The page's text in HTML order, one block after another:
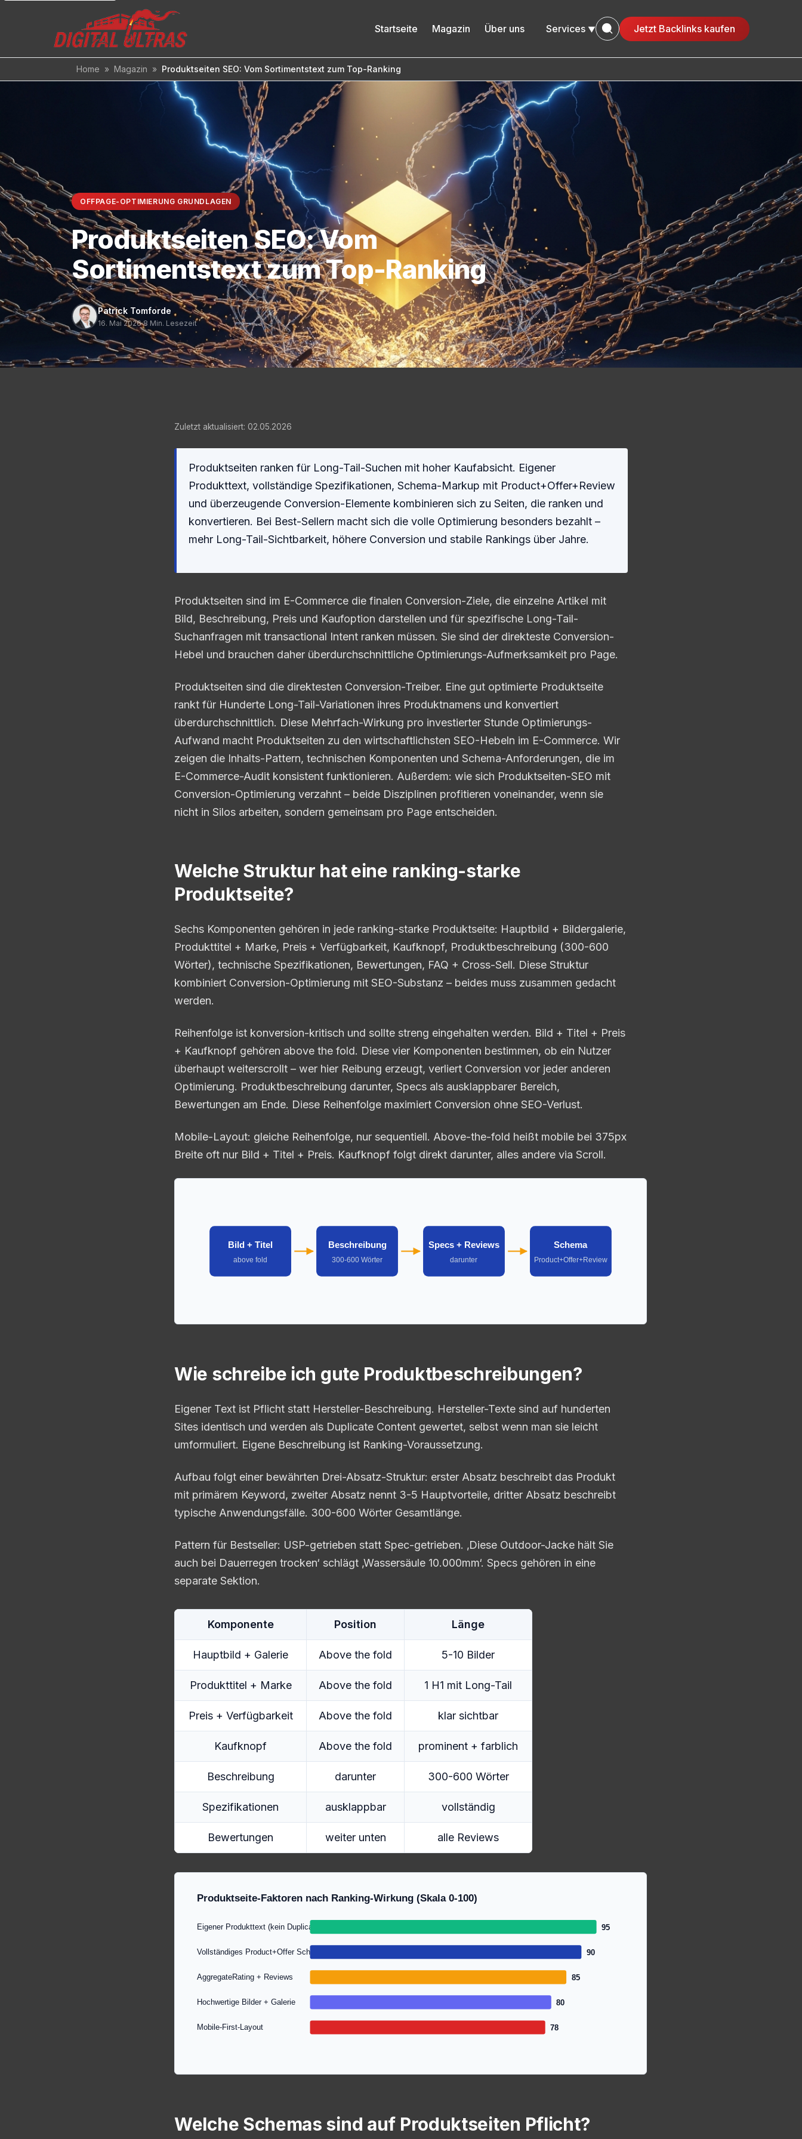
Inhalt
Startseite
Magazin Über uns Services ▼ Jetzt Backlinks kaufen
Home » Magazin » Produktseiten SEO: Vom Sortimentstext zum Top-Ranking
OFFPAGE-OPTIMIERUNG GRUNDLAGEN
Produktseiten SEO: Vom
Sortimentstext zum Top-Ranking
Patrick Tomforde
16. Mai 2026·8 Min. Lesezeit
Zuletzt aktualisiert: 02.05.2026
Produktseiten ranken für Long-Tail-Suchen mit hoher Kaufabsicht. Eigener
Produkttext, vollständige Spezifikationen, Schema-Markup mit Product+Offer+Review
und überzeugende Conversion-Elemente kombinieren sich zu Seiten, die ranken und
konvertieren. Bei Best-Sellern macht sich die volle Optimierung besonders bezahlt –
mehr Long-Tail-Sichtbarkeit, höhere Conversion und stabile Rankings über Jahre.
Produktseiten sind im E-Commerce die finalen Conversion-Ziele, die einzelne Artikel mit
Bild, Beschreibung, Preis und Kaufoption darstellen und für spezifische Long-Tail-
Suchanfragen mit transactional Intent ranken müssen. Sie sind der direkteste Conversion-
Hebel und brauchen daher überdurchschnittliche Optimierungs-Aufmerksamkeit pro Page.
Produktseiten sind die direktesten Conversion-Treiber. Eine gut optimierte Produktseite
rankt für Hunderte Long-Tail-Variationen ihres Produktnamens und konvertiert
überdurchschnittlich. Diese Mehrfach-Wirkung pro investierter Stunde Optimierungs-
Aufwand macht Produktseiten zu den wirtschaftlichsten SEO-Hebeln im E-Commerce. Wir
zeigen die Inhalts-Pattern, technischen Komponenten und Schema-Anforderungen, die im
E-Commerce-Audit konsistent funktionieren. Außerdem: wie sich Produktseiten-SEO mit
Conversion-Optimierung verzahnt – beide Disziplinen profitieren voneinander, wenn sie
nicht in Silos arbeiten, sondern gemeinsam pro Page entscheiden.
Welche Struktur hat eine ranking-starke
Produktseite?
Sechs Komponenten gehören in jede ranking-starke Produktseite: Hauptbild + Bildergalerie,
Produkttitel + Marke, Preis + Verfügbarkeit, Kaufknopf, Produktbeschreibung (300-600
Wörter), technische Spezifikationen, Bewertungen, FAQ + Cross-Sell. Diese Struktur
kombiniert Conversion-Optimierung mit SEO-Substanz – beides muss zusammen gedacht
werden.
Reihenfolge ist konversion-kritisch und sollte streng eingehalten werden. Bild + Titel + Preis
+ Kaufknopf gehören above the fold. Diese vier Komponenten bestimmen, ob ein Nutzer
überhaupt weiterscrollt – wer hier Reibung erzeugt, verliert Conversion vor jeder anderen
Optimierung. Produktbeschreibung darunter, Specs als ausklappbarer Bereich,
Bewertungen am Ende. Diese Reihenfolge maximiert Conversion ohne SEO-Verlust.
Mobile-Layout: gleiche Reihenfolge, nur sequentiell. Above-the-fold heißt mobile bei 375px
Breite oft nur Bild + Titel + Preis. Kaufknopf folgt direkt darunter, alles andere via Scroll.
Bild + Titel
above fold
Beschreibung
300-600 Wörter
Specs + Reviews
darunter
Schema
Product+Offer+Review
Wie schreibe ich gute Produktbeschreibungen?
Eigener Text ist Pflicht statt Hersteller-Beschreibung. Hersteller-Texte sind auf hunderten
Sites identisch und werden als Duplicate Content gewertet, selbst wenn man sie leicht
umformuliert. Eigene Beschreibung ist Ranking-Voraussetzung.
Aufbau folgt einer bewährten Drei-Absatz-Struktur: erster Absatz beschreibt das Produkt
mit primärem Keyword, zweiter Absatz nennt 3-5 Hauptvorteile, dritter Absatz beschreibt
typische Anwendungsfälle. 300-600 Wörter Gesamtlänge.
Pattern für Bestseller: USP-getrieben statt Spec-getrieben. ‚Diese Outdoor-Jacke hält Sie
auch bei Dauerregen trocken‘ schlägt ‚Wassersäule 10.000mm‘. Specs gehören in eine
separate Sektion.
Komponente Position Länge
Hauptbild + Galerie Above the fold 5-10 Bilder
Produkttitel + Marke Above the fold 1 H1 mit Long-Tail
Preis + Verfügbarkeit Above the fold klar sichtbar
Kaufknopf Above the fold prominent + farblich
Beschreibung darunter 300-600 Wörter
Spezifikationen ausklappbar vollständig
Bewertungen weiter unten alle Reviews
Produktseite-Faktoren nach Ranking-Wirkung (Skala 0-100)
Eigener Produkttext (kein Duplicate) 95
Vollständiges Product+Offer Schema 90
AggregateRating + Reviews 85
Hochwertige Bilder + Galerie 80
Mobile-First-Layout 78
Welche Schemas sind auf Produktseiten Pflicht?